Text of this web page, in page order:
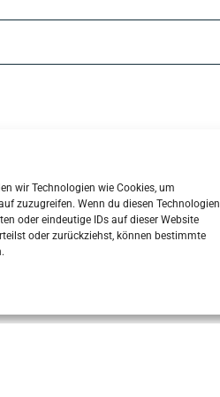
wir Technologien wie Cookies, um
zuzugreifen. Wenn du diesen Technologien
oder eindeutige IDs auf dieser Website
oder zurückziehst, können bestimmte